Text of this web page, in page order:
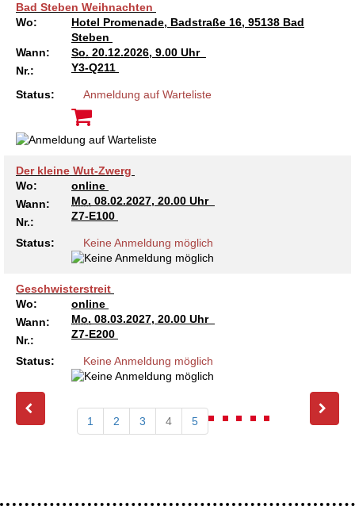
Bad Steben Weihnachten
Wo:
Hotel Promenade, Badstraße 16, 95138 Bad
Steben
Wann:
So. 20.12.2026, 9.00 Uhr
Nr.:
Y3-Q211
Status: Anmeldung auf Warteliste
Der kleine Wut-Zwerg
Wo:
online
Wann:
Mo. 08.02.2027, 20.00 Uhr
Nr.:
Z7-E100
Status: Keine Anmeldung möglich
Geschwisterstreit
Wo:
online
Wann:
Mo. 08.03.2027, 20.00 Uhr
Nr.:
Z7-E200
Status: Keine Anmeldung möglich
1 2 3 4 5